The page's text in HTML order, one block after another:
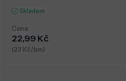
Skladem
Cena:
22,99 Kč
(23 Kč/bm)